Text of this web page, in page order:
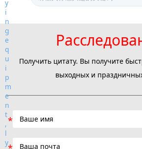
Получить цитату. Вы получите
выходных и